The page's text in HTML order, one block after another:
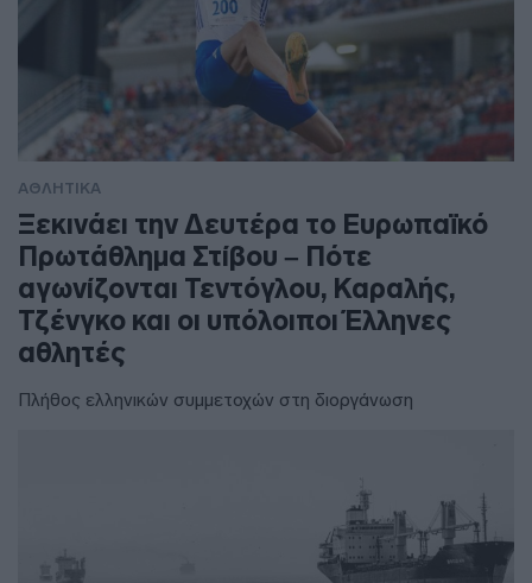
ΑΘΛΗΤΙΚΑ
Ξεκινάει την Δευτέρα το Ευρωπαϊκό
Πρωτάθλημα Στίβου – Πότε
αγωνίζονται Τεντόγλου, Καραλής,
Τζένγκο και οι υπόλοιποι Έλληνες
αθλητές
Πλήθος ελληνικών συμμετοχών στη διοργάνωση